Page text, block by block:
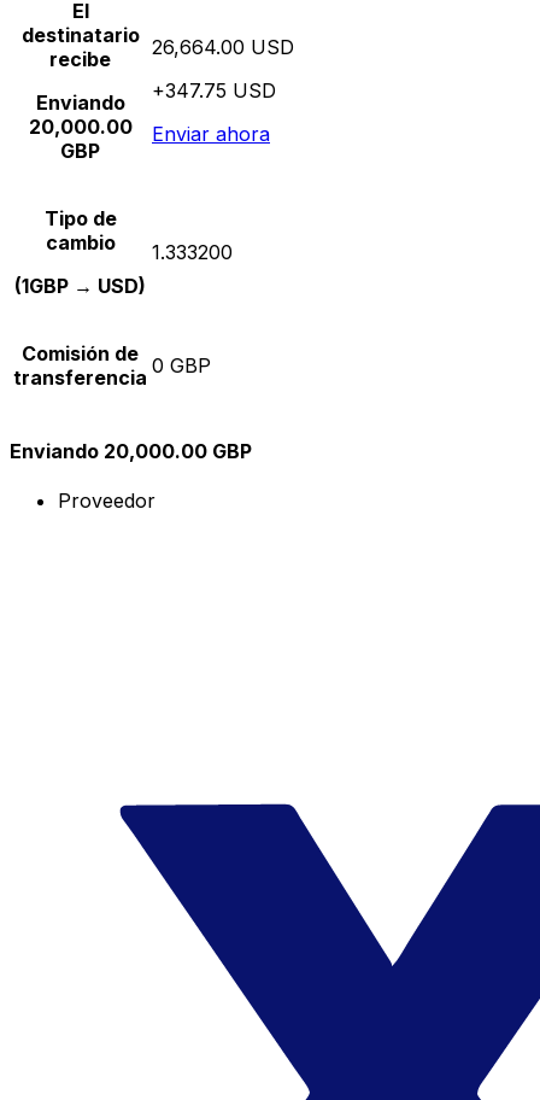
El
destinatario
recibe
Enviando
20,000.00
GBP
26,664.00 USD
+347.75 USD
Enviar ahora
Tipo de
cambio
(1GBP → USD)
1.333200
Comisión de
transferencia 0 GBP
Enviando 20,000.00 GBP
Proveedor